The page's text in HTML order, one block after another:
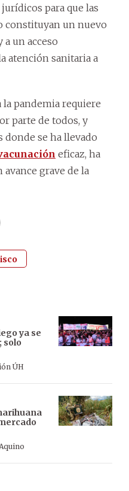
para que las
constituyan un nuevo
un acceso
atención sanitaria a
pandemia requiere
parte de todos, y
donde se ha llevado
eficaz, ha
grave de la
ya se
solo
ÚH